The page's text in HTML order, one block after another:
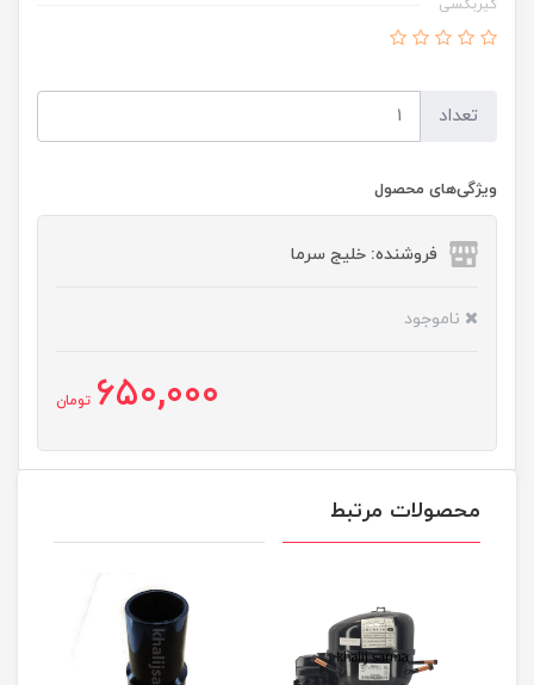
گیربکسی
تعداد
ویژگی‌های محصول
فروشنده: خلیج سرما
ناموجود
650,000 تومان
محصولات مرتبط